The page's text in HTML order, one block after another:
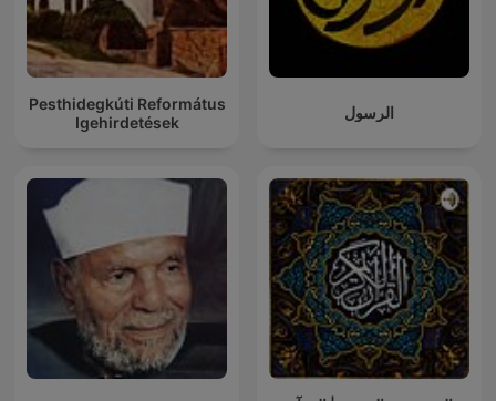
Pesthidegkúti Református
Igehirdetések
الرسول